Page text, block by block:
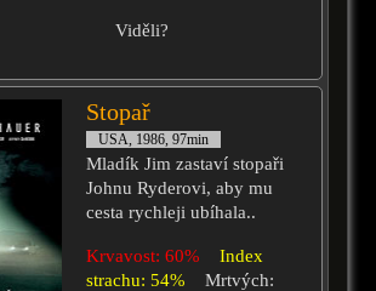
Viděli?
Stopař
USA, 1986, 97min
Mladík Jim zastaví stopaři
Johnu Ryderovi, aby mu
cesta rychleji ubíhala..
Krvavost: 60%
Index
strachu: 54%
Mrtvých: